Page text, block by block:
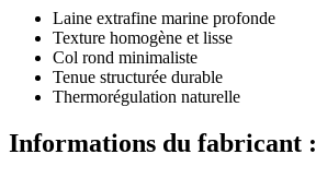
Laine extrafine marine profonde
Texture homogène et lisse
Col rond minimaliste
Tenue structurée durable
Thermorégulation naturelle
Informations du fabricant :